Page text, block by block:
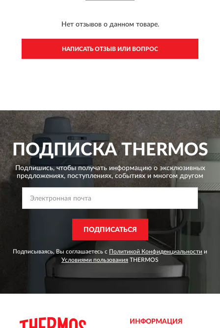
Нет отзывов о данном товаре.
НАПИСАТЬ ОТЗЫВ ИЛИ ВОПРОС
ПОДПИСКАTHERMOS
Подпишись, чтобы получать информацию о эксклюзивных
предложениях, поступлениях, событиях и многом другом
ПОДПИСАТЬСЯ
Подписываясь, Вы соглашаетесь с Политикой Конфиденциальности и
Условиями пользования THERMOS
ИНФОРМАЦИЯ